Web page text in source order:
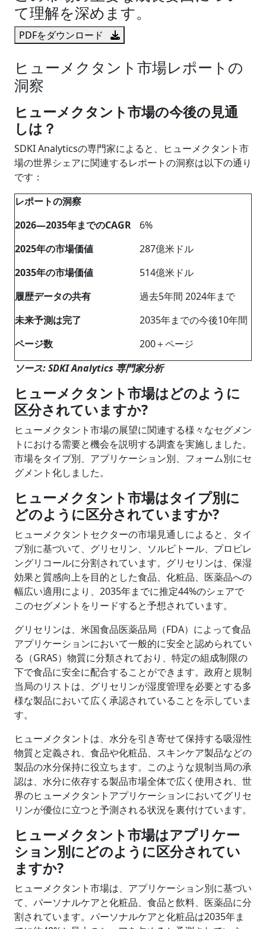
て理解を深めます。
PDFをダウンロード
ヒューメクタント市場レポートの
洞察
ヒューメクタント市場の今後の見通
しは？
SDKI Analyticsの専門家によると、ヒューメクタント市
場の世界シェアに関連するレポートの洞察は以下の通り
です：
レポートの洞察
2026―2035年までのCAGR
6%
2025年の市場価値
287億米ドル
2035年の市場価値
514億米ドル
履歴データの共有
過去5年間 2024年まで
未来予測は完了
2035年までの今後10年間
ページ数
200＋ページ
ソース: SDKI Analytics 専門家分析
ヒューメクタント市場はどのように
区分されていますか?
ヒューメクタント市場の展望に関連する様々なセグメン
トにおける需要と機会を説明する調査を実施しました。
市場をタイプ別、アプリケーション別、フォーム別にセ
グメント化しました。
ヒューメクタント市場はタイプ別に
どのように区分されていますか?
ヒューメクタントセクターの市場見通しによると、タイ
プ別に基づいて、グリセリン、ソルビトール、プロピレ
ングリコールに分割されています。グリセリンは、保湿
効果と質感向上を目的とした食品、化粧品、医薬品への
幅広い適用により、2035年までに推定44%のシェアで
このセグメントをリードすると予想されています。
グリセリンは、米国食品医薬品局（FDA）によって食品
アプリケーションにおいて一般的に安全と認められてい
る（GRAS）物質に分類されており、特定の組成制限の
下で食品に安全に配合することができます。政府と規制
当局のリストは、グリセリンが湿度管理を必要とする多
様な製品において広く承認されていることを示していま
す。
ヒューメクタントは、水分を引き寄せて保持する吸湿性
物質と定義され、食品や化粧品、スキンケア製品などの
製品の水分保持に役立ちます。このような規制当局の承
認は、水分に依存する製品市場全体で広く使用され、世
界のヒューメクタントアプリケーションにおいてグリセ
リンが優位に立つと予測される状況を裏付けています。
ヒューメクタント市場はアプリケー
ション別にどのように区分されてい
ますか?
ヒューメクタント市場は、アプリケーション別に基づい
て、パーソナルケアと化粧品、食品と飲料、医薬品に分
割されています。パーソナルケアと化粧品は2035年ま